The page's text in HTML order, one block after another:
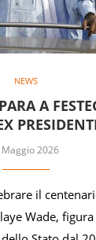
NEWS
A
2026
il
Wade,